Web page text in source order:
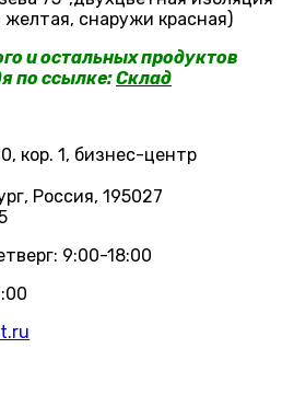
снаружи красная)
и остальных продуктов
по ссылке:Склад
кор. 1, бизнес-центр
Россия, 195027
9:00-18:00